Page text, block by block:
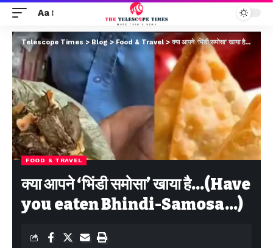
Aa
Telescope Times> Blog>Food & Travel >क्या आपने ‘भिंडी समोसा’ खाया है…(Have you eaten Bhindi-Samosa…)
FOOD & TRAVEL
क्या आपने ‘भिंडी समोसा’ खाया है…(Have
you eaten Bhindi-Samosa…)